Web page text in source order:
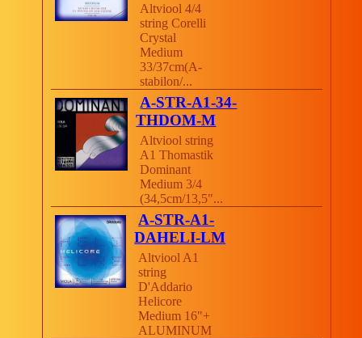
Altviool 4/4
string Corelli
Crystal
Medium
33/37cm(A-
stabilon/...
A-STR-A1-34-
THDOM-M
Altviool string
A1 Thomastik
Dominant
Medium 3/4
(34,5cm/13,5"...
A-STR-A1-
DAHELI-LM
Altviool A1
string
D'Addario
Helicore
Medium 16"+
ALUMINUM